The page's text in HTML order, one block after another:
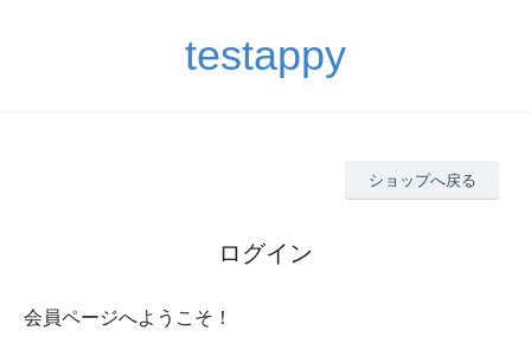
testappy
ショップへ戻る
ログイン
会員ページへようこそ！